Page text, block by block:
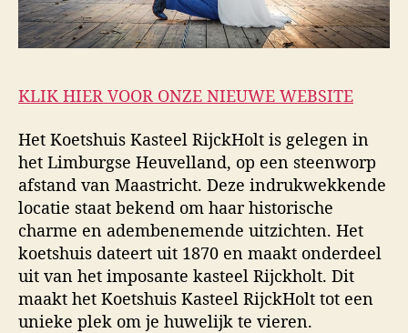
KLIK HIER VOOR ONZE NIEUWE WEBSITE
Het Koetshuis Kasteel RijckHolt is gelegen in
het Limburgse Heuvelland, op een steenworp
afstand van Maastricht. Deze indrukwekkende
locatie staat bekend om haar historische
charme en adembenemende uitzichten. Het
koetshuis dateert uit 1870 en maakt onderdeel
uit van het imposante kasteel Rijckholt. Dit
maakt het Koetshuis Kasteel RijckHolt tot een
unieke plek om je huwelijk te vieren.